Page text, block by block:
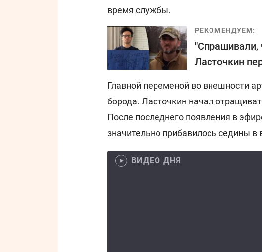
время службы.
РЕКОМЕНДУЕМ:
"Спрашивали,
Ласточкин
Главной переменой во внешности
борода. Ласточкин начал
После последнего появления в
значительно прибавилось седины в
ВИДЕО ДНЯ